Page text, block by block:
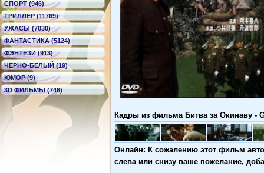
СПОРТ (946)
ТРИЛЛЕР (11769)
УЖАСЫ (7030)
ФАНТАСТИКА (5124)
ФЭНТЕЗИ (913)
ЧЕРНО-БЕЛЫЙ (19)
ЮМОР (9)
3D ФИЛЬМЫ (746)
Кадры из фильма Битва за Окинаву -
Онлайн: К сожалению этот фильм
слева или снизу ваше пожелание,